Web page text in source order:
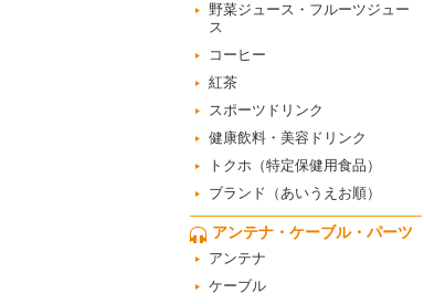
野菜ジュース・フルーツジュー
ス
コーヒー
紅茶
スポーツドリンク
健康飲料・美容ドリンク
トクホ（特定保健用食品）
ブランド（あいうえお順）
アンテナ・ケーブル・パーツ
アンテナ
ケーブル